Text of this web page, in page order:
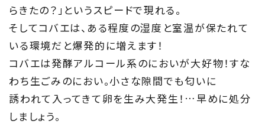
らきたの？」というスピードで現れる。
そしてコバエは、ある程度の湿度と室温が保たれて
いる環境だと爆発的に増えます！
コバエは発酵アルコール系のにおいが大好物！すな
わち生ごみのにおい。小さな隙間でも匂いに
誘われて入ってきて卵を生み大発生！…早めに処分
しましょう。